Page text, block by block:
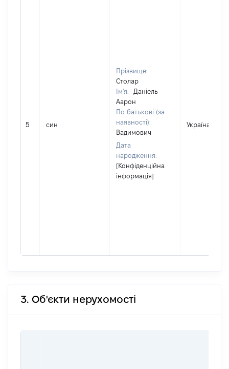
5 син
Прізвище:
Столар
Ім'я:
Даніель
Аарон
По батькові (за
наявності):
Вадимович
Дата
народження:
[Конфіденційна
інформація]
Україна
3. Об'єкти нерухомості